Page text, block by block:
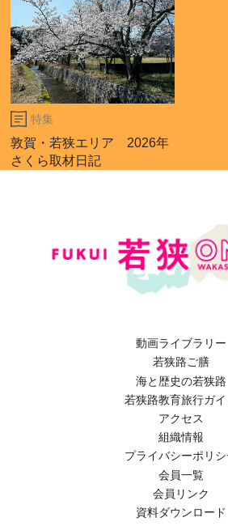
特集
敦賀・若狭エリア 2026年
さくら取材日記
動画ライブラリー
若狭路ご膳
海と歴史の若狭路
若狭路教育旅行ガイ
アクセス
組織情報
プライバシーポリシ
会員一覧
会員リンク
資料ダウンロード